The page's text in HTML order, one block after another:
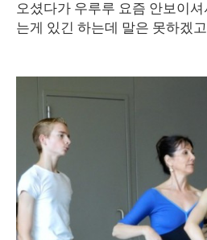
오셨다가 우루루 요즘 안보이
는게 있긴 하는데 말은 못하겠